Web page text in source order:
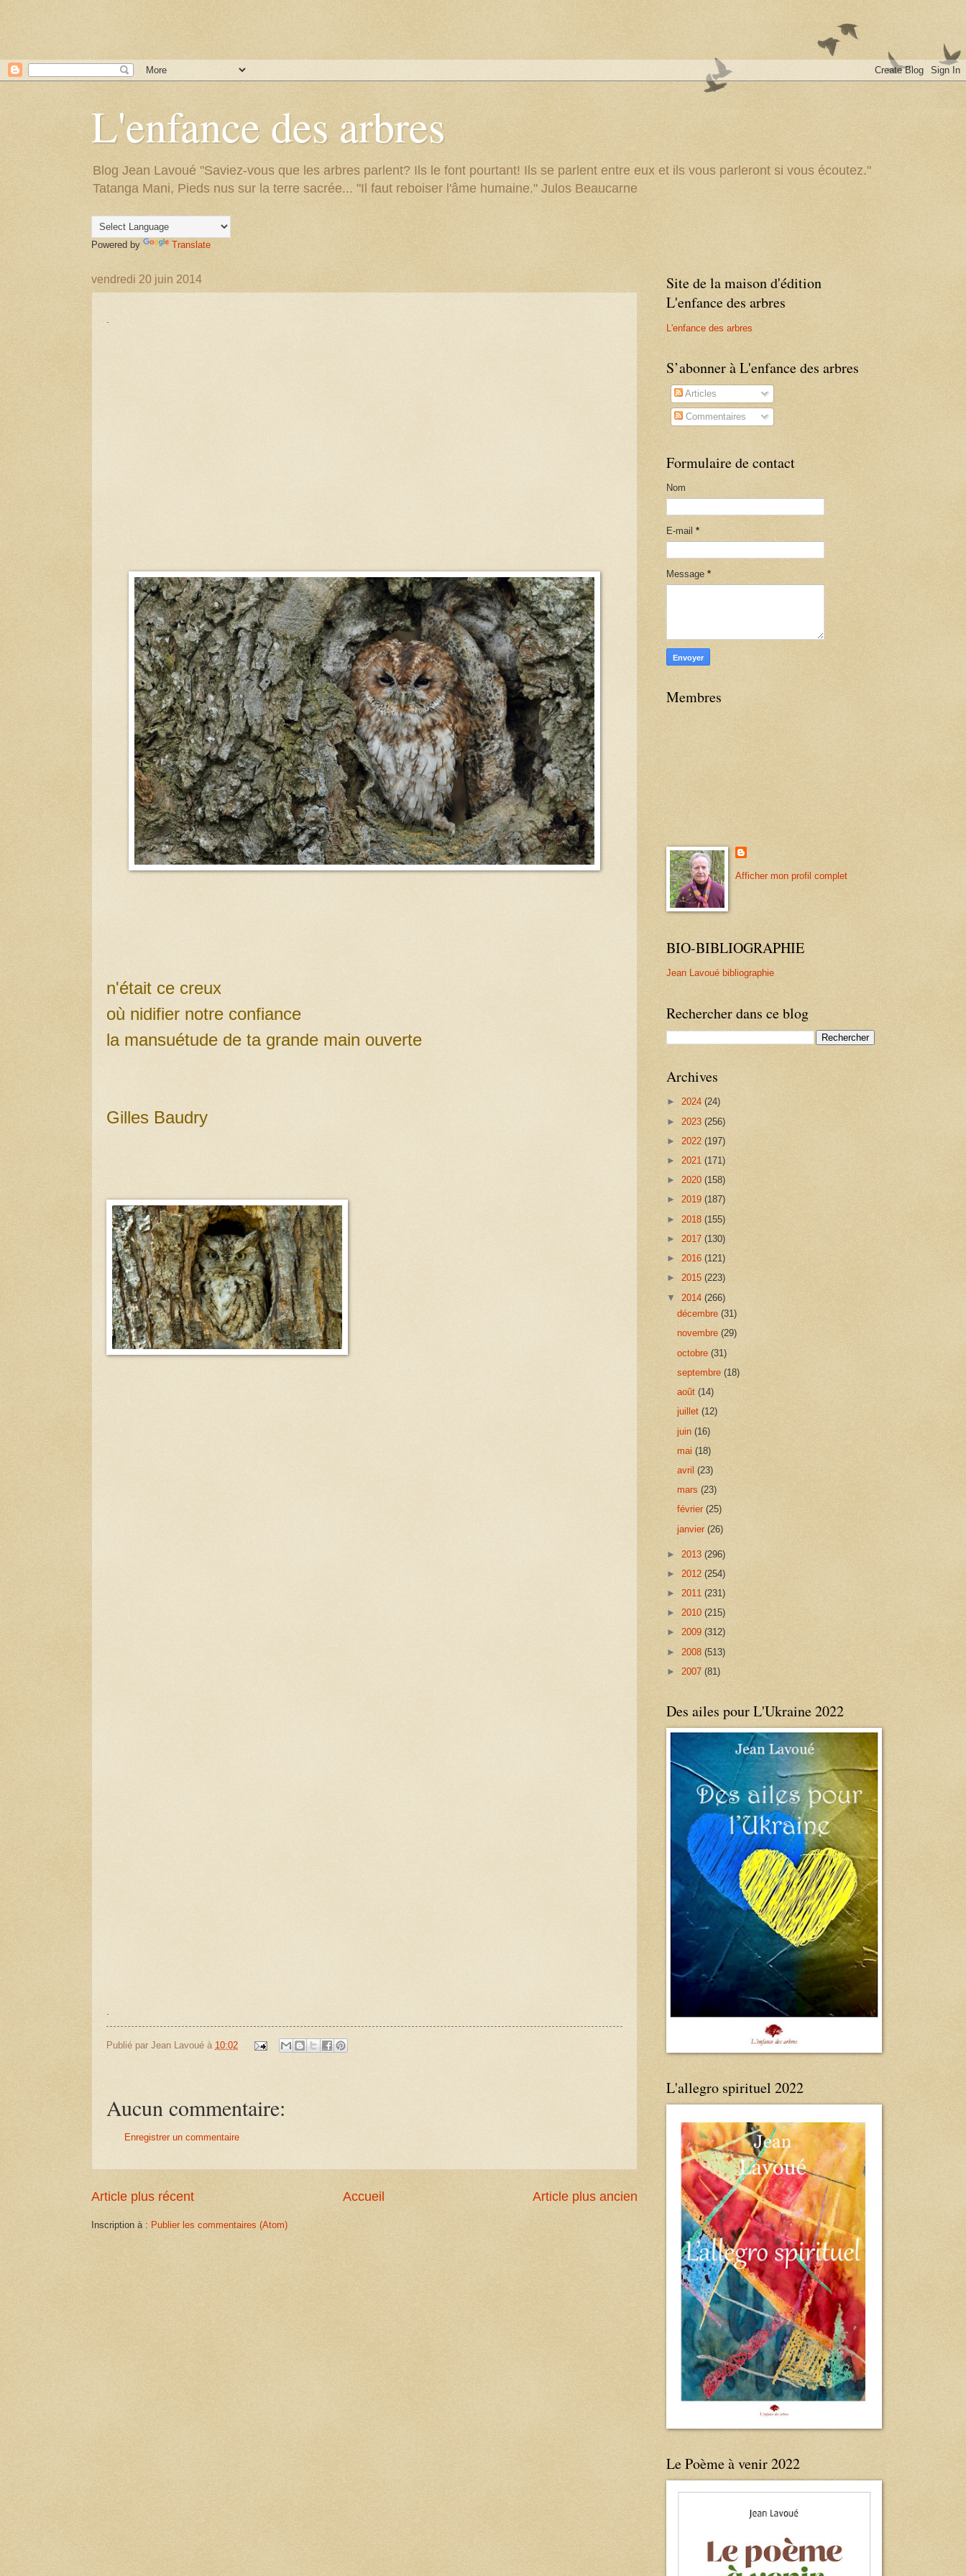
L'enfance des arbres
Blog Jean Lavoué "Saviez-vous que les arbres parlent? Ils le font pourtant! Ils se parlent entre eux et ils vous parleront si vous écoutez."
Tatanga Mani, Pieds nus sur la terre sacrée... "Il faut reboiser l'âme humaine." Julos Beaucarne
Powered by Translate
vendredi 20 juin 2014
n'était ce creux
où nidifier notre confiance
la mansuétude de ta grande main ouverte
Gilles Baudry
Publié par Jean Lavoué à 10:02
Aucun commentaire:
Enregistrer un commentaire
Article plus récent Article plus ancien
Accueil
Inscription à : Publier les commentaires (Atom)
Site de la maison d'édition
L'enfance des arbres
L'enfance des arbres
S’abonner à L'enfance des arbres
Articles
Commentaires
Formulaire de contact
Nom
E-mail *
Message *
Membres
Afficher mon profil complet
BIO-BIBLIOGRAPHIE
Jean Lavoué bibliographie
Rechercher dans ce blog
Archives
► 2024 (24)
► 2023 (256)
► 2022 (197)
► 2021 (171)
► 2020 (158)
► 2019 (187)
► 2018 (155)
► 2017 (130)
► 2016 (121)
► 2015 (223)
▼ 2014 (266)
décembre(31)
novembre(29)
octobre(31)
septembre(18)
août(14)
juillet(12)
juin(16)
mai(18)
avril(23)
mars(23)
février(25)
janvier(26)
► 2013 (296)
► 2012 (254)
► 2011 (231)
► 2010 (215)
► 2009 (312)
► 2008 (513)
► 2007 (81)
Des ailes pour L'Ukraine 2022
L'allegro spirituel 2022
Le Poème à venir 2022